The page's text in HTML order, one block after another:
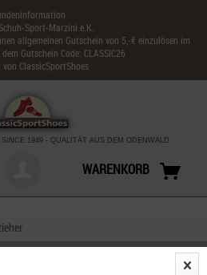
Sport-Marzini e.K.
allgemeinen Gutschein von 5,-€ einzulösen im
Gutschein Code: CLASSIC26
von ClassicSportShoes
1949 - QUALITÄT AUS DEM ODENWALD
WARENKORB